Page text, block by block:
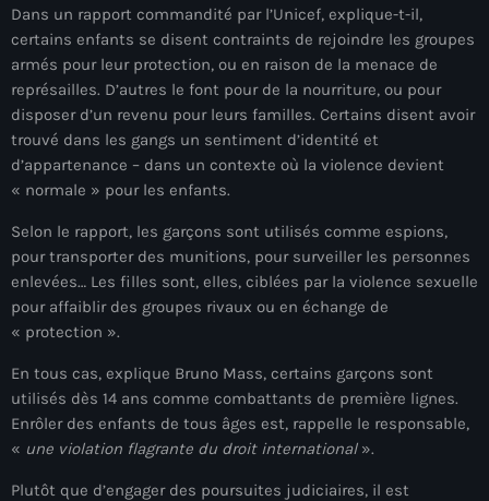
août 2026
juillet 2026
juin 2026
mai 2026
avril 2026
mars 2026
février 2026
janvier 2026
novembre 2025
octobre 2025
septembre 2025
Dans un rapport commandité par l’Unicef, explique-t-il,
certains enfants se disent contraints de rejoindre les groupes
armés pour leur protection, ou en raison de la menace de
représailles. D’autres le font pour de la nourriture, ou pour
disposer d’un revenu pour leurs familles. Certains disent avoir
trouvé dans les gangs un sentiment d’identité et
d’appartenance – dans un contexte où la violence devient
« normale » pour les enfants.
Selon le rapport, les garçons sont utilisés comme espions,
pour transporter des munitions, pour surveiller les personnes
enlevées… Les filles sont, elles, ciblées par la violence sexuelle
pour affaiblir des groupes rivaux ou en échange de
« protection ».
En tous cas, explique Bruno Mass, certains garçons sont
utilisés dès 14 ans comme combattants de première lignes.
Enrôler des enfants de tous âges est, rappelle le responsable,
« une violation flagrante du droit international ».
Plutôt que d’engager des poursuites judiciaires, il est